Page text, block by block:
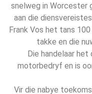
snelweg in Worcester
aan die
Frank Vos het tans
takke en die
Die handelaar het
motorbedryf en is
Vir die nabye